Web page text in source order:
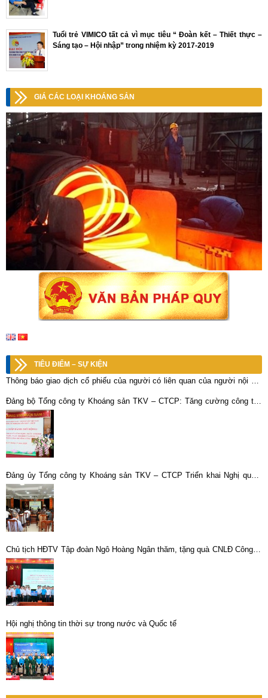
Tuổi trẻ VIMICO tất cả vì mục tiêu “ Đoàn kết – Thiết thực –
Sáng tạo – Hội nhập” trong nhiệm kỳ 2017-2019
GIÁ CÁC LOẠI KHOÁNG SẢN
TIÊU ĐIỂM – SỰ KIỆN
Thông báo giao dịch cổ phiếu của người có liên quan của người nội bộ:
Đảng bộ Tổng công ty Khoáng sản TKV – CTCP: Tăng cường công tác
phòng, chống tham nhũng; thực hành tiết kiệm, chống lãng phí
Đảng ủy Tổng công ty Khoáng sản TKV – CTCP Triển khai Nghị quyết
Đại hội đại biểu toàn quốc lần thứ XIII của Đảng
Chủ tịch HĐTV Tập đoàn Ngô Hoàng Ngân thăm, tặng quà CNLĐ Công ty
CP Kim loại màu Thái Nguyên
Hội nghị thông tin thời sự trong nước và Quốc tế